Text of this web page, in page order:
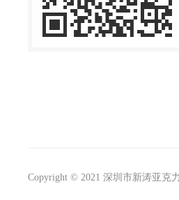
Copyright © 2021 深圳市新涛亚克